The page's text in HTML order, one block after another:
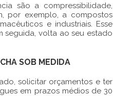
são a compressibilidade,
por exemplo, a compostos
e industriais. Esse
volta ao seu estado
SOB MEDIDA
solicitar orçamentos e ter
em prazos médios de 30